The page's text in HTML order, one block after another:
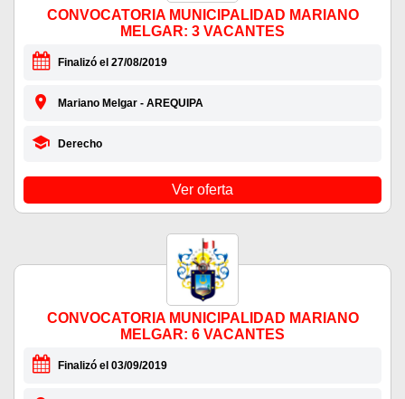
CONVOCATORIA MUNICIPALIDAD MARIANO
MELGAR: 3 VACANTES
Finalizó el 27/08/2019
Mariano Melgar - AREQUIPA
Derecho
Ver oferta
CONVOCATORIA MUNICIPALIDAD MARIANO
MELGAR: 6 VACANTES
Finalizó el 03/09/2019